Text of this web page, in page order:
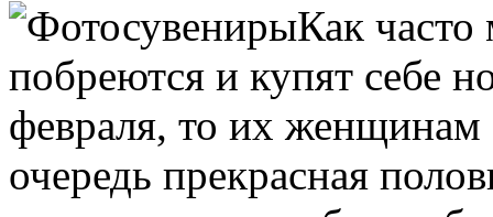
Как
побреются и купят себе
февраля, то их женщинам
очередь прекрасная